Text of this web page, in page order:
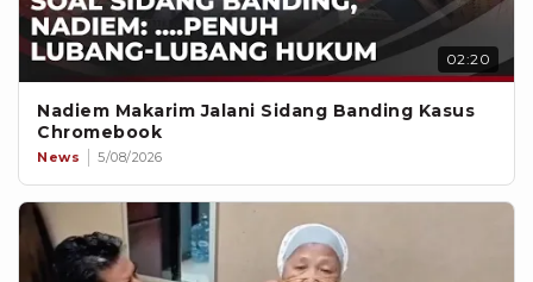
02:20
Nadiem Makarim Jalani Sidang Banding Kasus
Chromebook
News 5/08/2026